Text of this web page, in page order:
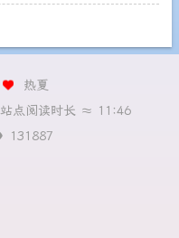
热夏
站点阅读时长 ≈ 11:46
131887